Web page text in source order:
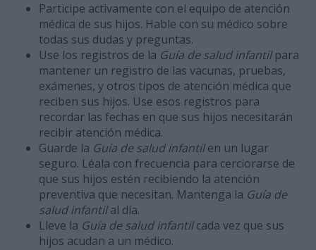
Participe activamente con el equipo de atención
médica de sus hijos. Hable con su médico sobre
todas sus dudas y preguntas.
Use los registros de la Guía de salud infantilpara
mantener un registro de las vacunas, pruebas,
exámenes, y otros tipos de atención médica que
reciben sus hijos. Use esos registros para
recordar las fechas en que sus hijos necesitarán
recibir atención médica.
Guarde la Guía de salud infantilen un lugar
seguro. Léala con frecuencia para cerciorarse de
que sus hijos estén recibiendo la atención
preventiva que necesitan. Mantenga la Guía de
salud infantilal día.
Lleve la Guía de salud infantilcada vez que sus
hijos acudan a un médico.